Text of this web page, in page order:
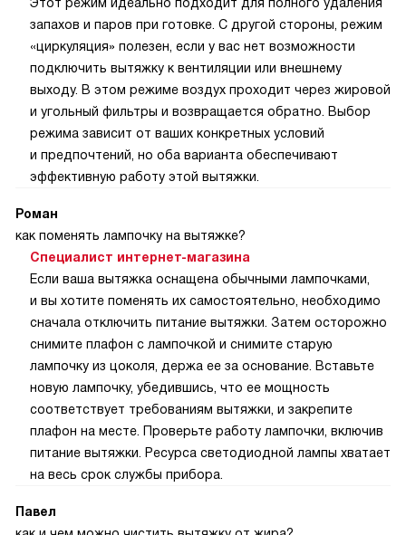
Этот режим идеально подходит для полного удаления
запахов и паров при готовке. С другой стороны, режим
«циркуляция» полезен, если у вас нет возможности
подключить вытяжку к вентиляции или внешнему
выходу. В этом режиме воздух проходит через жировой
и угольный фильтры и возвращается обратно. Выбор
режима зависит от ваших конкретных условий
и предпочтений, но оба варианта обеспечивают
эффективную работу этой вытяжки.
Роман
как поменять лампочку на вытяжке?
Специалист интернет-магазина
Если ваша вытяжка оснащена обычными лампочками,
и вы хотите поменять их самостоятельно, необходимо
сначала отключить питание вытяжки. Затем осторожно
снимите плафон с лампочкой и снимите старую
лампочку из цоколя, держа ее за основание. Вставьте
новую лампочку, убедившись, что ее мощность
соответствует требованиям вытяжки, и закрепите
плафон на месте. Проверьте работу лампочки, включив
питание вытяжки. Ресурса светодиодной лампы хватает
на весь срок службы прибора.
Павел